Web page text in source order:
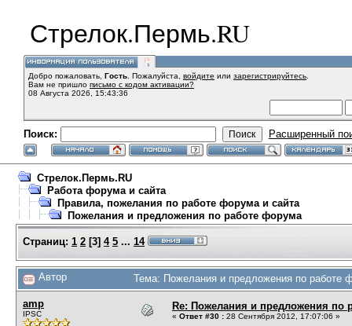
Стрелок.Пермь.RU
Добро пожаловать, Гость . Пожалуйста, войдите или зарегистрируйтесь
Вам не пришло письмо с кодом активации?
08 Августа 2026, 15:43:36
Поиск: Расширенный
Стрелок.Пермь.RU
Работа форума и сайта
Правила, пожелания по работе форума и сайта
Пожелания и предложения по работе форума
Страниц: 1 2 [3] 4 5 ... 14
Автор Тема: Пожелания и предложения по работе
amp
IPSC
Re: Пожелания и предложения по
« Ответ #30 : 28 Сентября 2012, 17:07:06 »